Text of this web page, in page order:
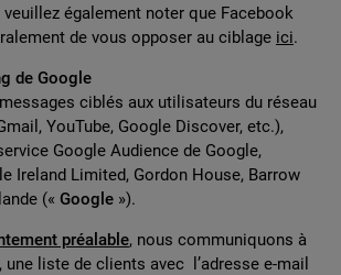
également noter que Facebook
de vous opposer au ciblage ici.
de Google
ciblés aux utilisateurs du réseau
YouTube, Google Discover, etc.),
Google Audience de Google,
Ireland Limited, Gordon House, Barrow
(« Google »).
préalable, nous communiquons à
une liste de clients avec l’adresse e-mail